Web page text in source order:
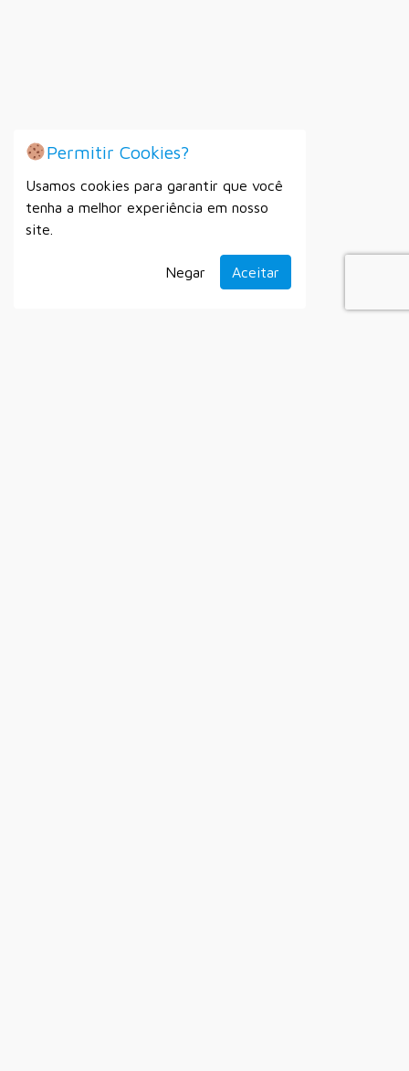
Permitir Cookies?
Usamos cookies para garantir que você
tenha a melhor experiência em nosso
site.
Negar Aceitar